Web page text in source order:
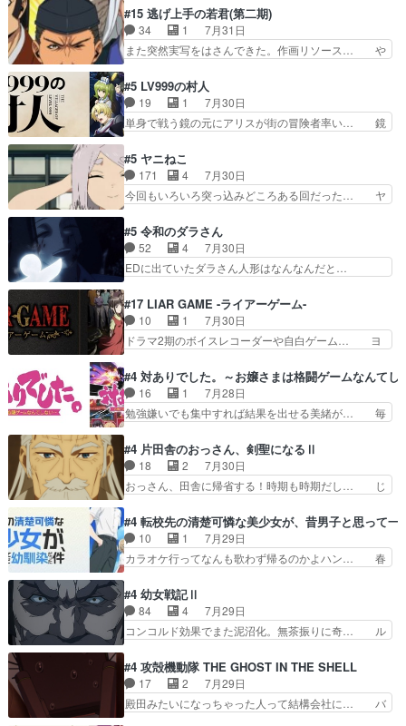
し良い話化け猫は油が好物… 今回はあかやし1体
のみで15分。金持ちの… 今更だけど霊が性行為
で祓えることは何とな…
人物が増えてわいわいしたところが好き… 初コミ
ティアで２０冊刷りは妥当だよね。俺… 藤森さん
のママ向けの漫画で、また涙腺が⋯… 〜漫画に
「想い」をこめよう｣娘に漫画であ… 何回この作
てコミティアっていいなあ。同… コミティア参加
のしおりを徹夜で作る先生(… お母さん、娘にあ
んな漫画描かれたら泣いち…
#15 逃げ上手の若君(第二期)
34 1
7月31日
また突然実写をはさんできた。作画リソース… や
歳まで童貞だと魔法使いになれるという… こっち
の諏訪の三大将もまたクセが強いw色… 頼重が完
全にブレーンだよね毎回敵キャラが… 弧次郎「欲
を我慢して強くなれるなら大飯食… 変化球な演出
ていただきました！最終的に… この高らかなDT
宣言、合田一人に通じるも… この作品は近年稀に
見るおっさんキャラの充…
#5 LV999の村人
19 1
7月30日
単身で戦う鏡の元にアリスが街の冒険者率い… 鏡
なががんばってくれたアリスの父ちゃん… 成長限
界が999である村人と定めた上位存… 大規模バト
ルシーンなのに会話してばっかり… やっぱり勇者
より強かったか笑統率力LV9… 普通の人間の親子
組みか‥Lv200帯の… そのために役割を超越する
者の出現させるた… アリスのお陰で他の勇者達も
共闘してくれ魔…
#5 ヤニねこ
171 4
7月30日
今回もいろいろ突っ込みどころある回だった… ヤ
ちゃんの恋愛話をしたり、タバコを生産… ここう
っすら思ったことズバリ言ってくれて… おかし
い、さわやかだ 世話好きの陰に支配… ヤクねこ
のクワガタ取りの話見て切なくなっ… 普段は選別
れww唐突な作画力の正… なんか今日はかなり一
瞬で終わっちまったっ… 先週と比べてまだまとも
に見えた。4話は過…
#5 令和のダラさん
52 4
7月30日
EDに出ていたダラさん人形はなんなんだと…
惨な過去がきっちり現代に継承されている… ダラ
さんと姉弟の母との出会いの話やはりダ… ダラさ
んの過去話も佳境…げに恐ろしいは人… 第５話感
想：２人の過剰な貢ぎ物?の礼とし… 第５話感
系列が4話と入れ替わってるのね… こんなデカイ
のどうやって運ぶんだよ！？姉… ダラさん、人型
形態にもなれるんか!?w髪…
#17 LIAR GAME -ライアーゲーム-
10 1
7月30日
ドラマ2期のボイスレコーダーや自白ゲーム… ヨ
国の奴らも馬鹿が多いが、夜の国も同じ… ご視聴
ありがとうございました来週もよろし… 握った◯
治郎（中の人的に）仲間であるプレ… ヨコヤの頭
の回転の速さと人間の心理を利用… 夜の国のヨコ
で夜の国の独裁支配を強化、… やはりヨコヤいい
ですね。昼の国が勝てる流… 役で出演いたしまし
た。次回も緊張が止まり…
#4 対ありでした。～お嬢さまは格闘ゲームなんてし
16 1
7月28日
勉強嫌いでも集中すれば結果を出せる美緒が… 毎
なゲームも相手が強すぎるとやる気無く… テー
マ：テスト勉強と大会感想は、美緒がテ… すげー
ーーーーーーーー良い……。女性声優… 深夜の格
ゲー対戦よりテストの方がよっぽど… 真剣に授業
ストに向けて勉強会！美緒ちゃ… 受験勉強と戦闘
の2択なら戦闘を選ぶ娘w美… 勉強嫌いでバトル
を選ぶって、ひぐらしの沙…
#4 片田舎のおっさん、剣聖になるⅡ
18 2
7月30日
おっさん、田舎に帰省する！時期も時期だし… じ
れない爺さんには夢が詰まってると思う… クル
ニ、ヘンブリッツ、ミュイと一緒におっ… 帰省、
お供ヒロインはクルニ。順番的には確… 父親から
手紙が来た。サーベルボアの退治の… ここでヘン
家に帰ることに・ベリルはミュ… おっさんの親と
なるとお爺ちゃんだよね孫扱… ・ベリル、実家に
帰ることに・ベリルはミュ…
#4 転校先の清楚可憐な美少女が、昔男子と思って一
10 1
7月29日
カラオケ行ってなんも歌わず帰るのかよハン… 春
やらあの女優さんが春希のお母さんのよ… 春希ち
ゃん姫ちゃんに野菜の子も凄え可愛い… 隼人くん
のスマホを買いに行ってたけど完全… 第４話を
U-NEXTで視聴しました。視聴… スマホを買うた
見始めてたけどなんだかん… いきなりシリアス展
開ぶち込んでくるじゃん… 春希の家庭事情は複
雑。食事とか隼人が親身…
#4 幼女戦記Ⅱ
84 4
7月29日
コンコルド効果でまた泥沼化。無茶振りに奇… ル
グを更新しました!!宜しければ、是非… 計画通り
にはいかないね笑やり遂げた(ほぼ… 今回もター
ニャに不都合なことがあったりし… 白髪の男性が
語った家族を失った喪無感が、… 連邦に対して有
#4 攻殻機動隊 THE GHOST IN THE SHELL
17 2
7月29日
殿田みたいになっちゃった人って結構会社に… バ